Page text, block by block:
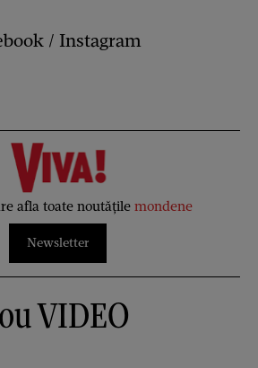
/ Instagram
afla toate noutățile mondene
Newsletter
VIDEO